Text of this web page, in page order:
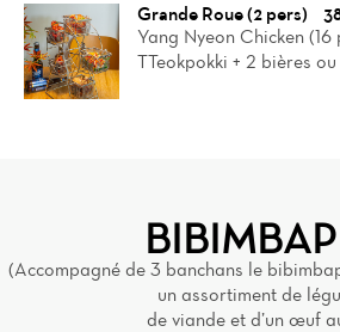
Grande Roue (2 pers)
Yang Nyeon Chicken (16
TTeokpokki + 2 bières
(Accompagné de 3 banchans le
un assortiment de
de viande et d’un œuf